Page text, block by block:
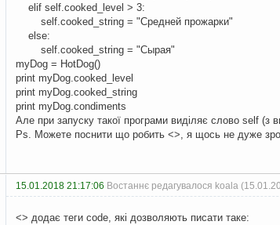
elif self.cooked_level > 3:
self.cooked_string = "Средней прожарки"
else:
self.cooked_string = "Сырая"
myDog = HotDog()
print myDog.cooked_level
print myDog.cooked_string
print myDog.condiments
Але при запуску такої програми виділяє слово self (з
Ps. Можете поснити що робить <>, я щось не дуже
15.01.2018 21:17:06 Востаннє редагувалося koala
<> додає теги code, які дозволяють писати таке: